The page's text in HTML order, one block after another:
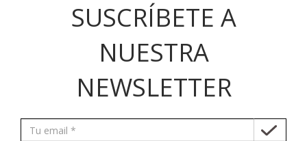
SUSCRÍBETE A
NUESTRA
NEWSLETTER